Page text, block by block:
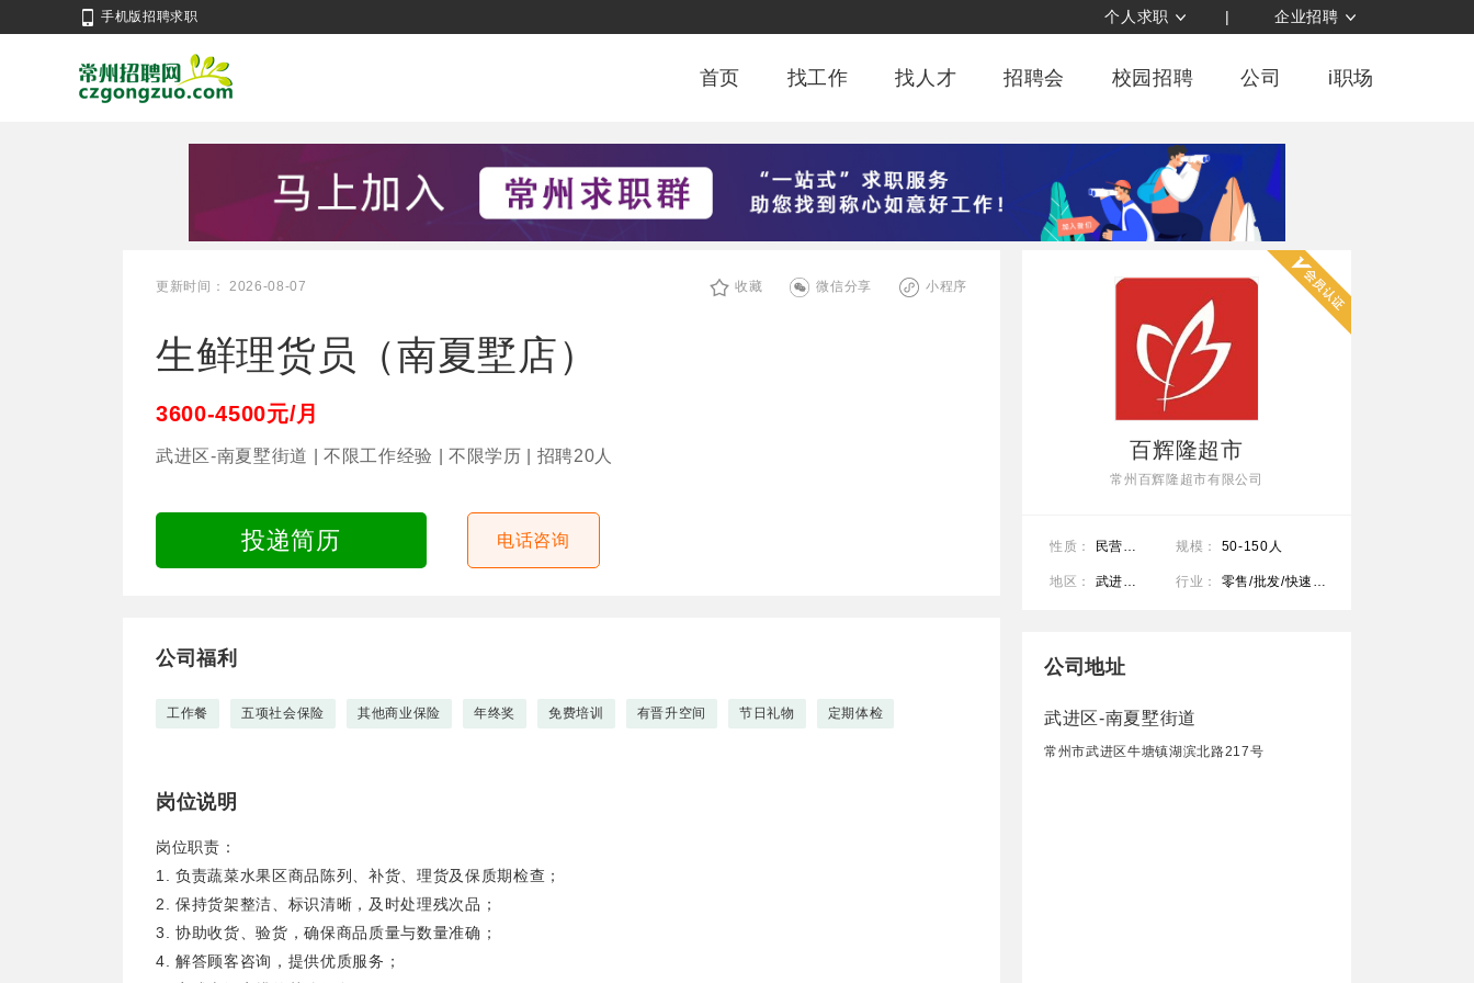
手机版招聘求职 个人求职 | 企业招聘
首页 找工作 找人才 招聘会 校园招聘 公司 i职场
更新时间： 2026-08-07 收藏 微信分享 小程序
生鲜理货员（南夏墅店）
3600-4500元/月
武进区-南夏墅街道 | 不限工作经验 | 不限学历 | 招聘20人
投递简历 电话咨询
公司福利
工作餐 五项社会保险 其他商业保险 年终奖 免费培训 有晋升空间 节日礼物 定期体检
岗位说明
岗位职责：
1. 负责蔬菜水果区商品陈列、补货、理货及保质期检查；
2. 保持货架整洁、标识清晰，及时处理残次品；
3. 协助收货、验货，确保商品质量与数量准确；
4. 解答顾客咨询，提供优质服务；
百辉隆超市
常州百辉隆超市有限公司
性质： 民营公司 规模： 50-150人
地区： 武进区-南夏墅街道 行业： 零售/批发/快速消费品（食品/饮料/烟酒/日化）/耐用消费品（服饰/纺织/皮革/家具/家电）
公司地址
武进区-南夏墅街道
常州市武进区牛塘镇湖滨北路217号